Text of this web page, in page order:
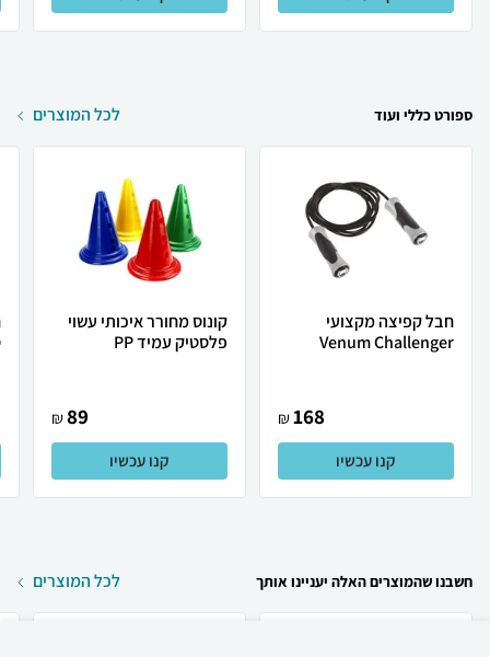
ספורט כללי ועוד לכל המוצרים
חבל קפיצה מקצועי
Venum Challenger
168
₪
קנו עכשיו
קונוס מחורר איכותי עשוי
פלסטיק עמיד PP
89
₪
קנו עכשיו
חשבנו שהמוצרים האלה יעניינו אותך לכל המוצרים